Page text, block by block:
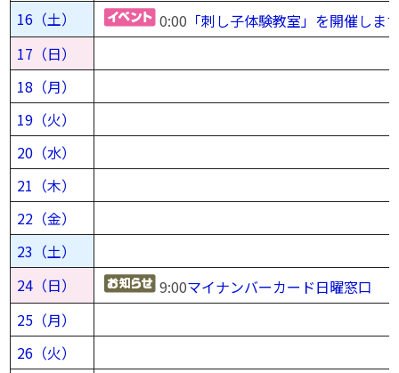
16（土）
0:00 「刺し子体験教室」を開催しま
17（日）
18（月）
19（火）
20（水）
21（木）
22（金）
23（土）
24（日）
9:00マイナンバーカード日曜窓口
25（月）
26（火）